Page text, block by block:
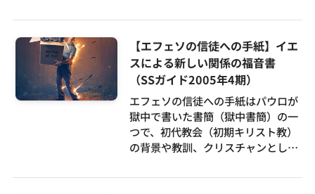
プライバシーポリシー
お問い合わせ
【エフェソの信徒への手紙】イエ
スによる新しい関係の福音書
（SSガイド2005年4期）
エフェソの信徒への手紙はパウロが
獄中で書いた書簡（獄中書簡）の一
つで、初代教会（初期キリスト教）
の背景や教訓、クリスチャンとして